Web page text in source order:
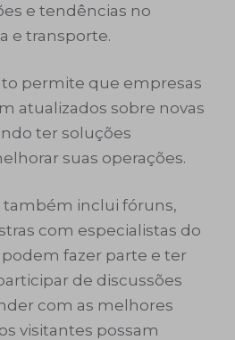
e tendências no
e transporte.
permite que empresas
atualizados sobre novas
ter soluções
suas operações.
também inclui fóruns,
com especialistas do
fazer parte e ter
de discussões
com as melhores
visitantes possam